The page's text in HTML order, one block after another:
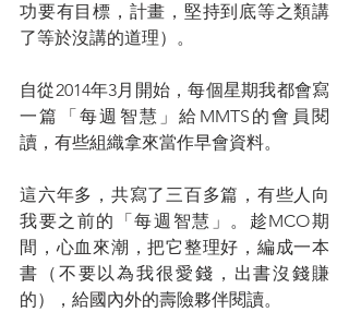
功要有目標，計畫，堅持到底等之類講
了等於沒講的道理）。
自從2014年3月開始，每個星期我都會寫
一篇「每週智慧」給MMTS的會員閱
讀，有些組織拿來當作早會資料。
這六年多，共寫了三百多篇，有些人向
我要之前的「每週智慧」。趁MCO期
間，心血來潮，把它整理好，編成一本
書（不要以為我很愛錢，出書沒錢賺
的），給國內外的壽險夥伴閱讀。